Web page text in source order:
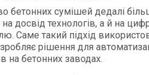
бетонних сумішей дедалі
досвід технологів, а й на
Саме такий підхід
рішення для
на бетонних заводах.